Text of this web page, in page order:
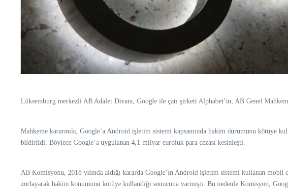
Lüksemburg merkezli AB Adalet Divanı, Google ile çatı şirketi Alphabet’in, AB Genel
Mahkeme kararında, Google’a Android işletim sistemi kapsamında hakim durumunu kötüye
bildirildi. Böylece Google’a uygulanan 4,1 milyar euroluk para cezası kesinleşti.
AB Komisyonu, 2018 yılında aldığı kararda Google’ın Android işletim sistemi kullanan
zorlayarak hakim konumunu kötüye kullandığı sonucuna varmıştı. Bu nedenle Komisyon,